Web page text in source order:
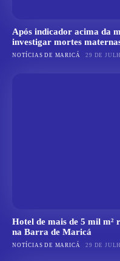
Após indicador acima da
investigar mortes
NOTÍCIAS DE MARICÁ 29 DE
Hotel de mais de 5 mil m²
na Barra de Maricá
NOTÍCIAS DE MARICÁ 29 DE